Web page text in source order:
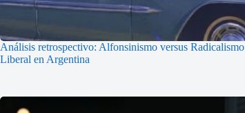
Análisis retrospectivo: Alfonsinismo versus Radicalismo
Liberal en Argentina